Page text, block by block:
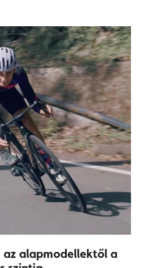
az alapmodellektől a